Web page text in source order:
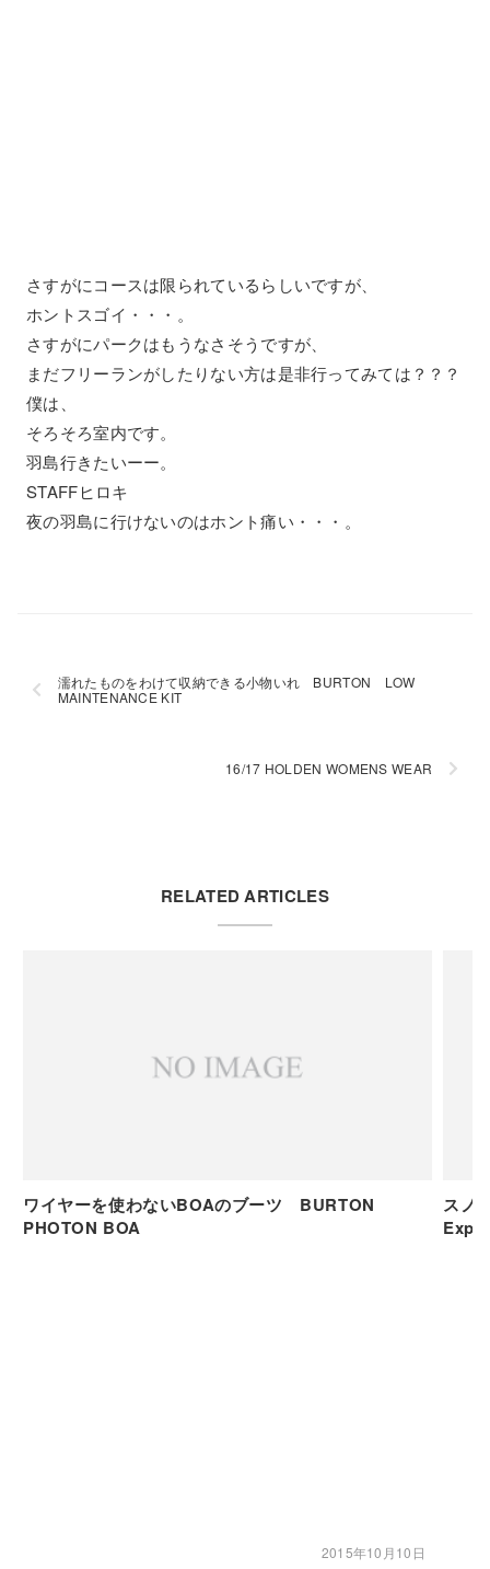
さすがにコースは限られているらしいですが、
ホントスゴイ・・・。
さすがにパークはもうなさそうですが、
まだフリーランがしたりない方は是非行ってみては？？？
僕は、
そろそろ室内です。
羽島行きたいーー。
STAFFヒロキ
夜の羽島に行けないのはホント痛い・・・。
濡れたものをわけて収納できる小物いれ BURTON LOW
MAINTENANCE KIT
16/17 HOLDEN WOMENS WEAR
RELATED ARTICLES
ワイヤーを使わないBOAのブーツ BURTON
PHOTON BOA
2015年10月10日
スノ